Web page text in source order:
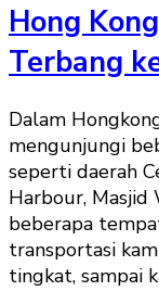
Hong
Terbang
Dalam
mengunjungi
seperti daerah
Harbour, Masjid
beberapa
transportasi
tingkat, sampai